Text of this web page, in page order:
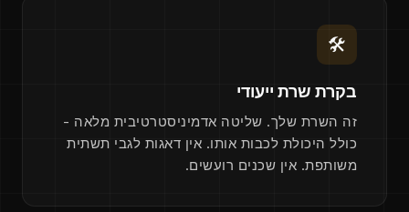
🛠
בקרת שרת ייעודי
זה השרת שלך. שליטה אדמיניסטרטיבית מלאה -
כולל היכולת לכבות אותו. אין דאגות לגבי תשתית
משותפת. אין שכנים רועשים.